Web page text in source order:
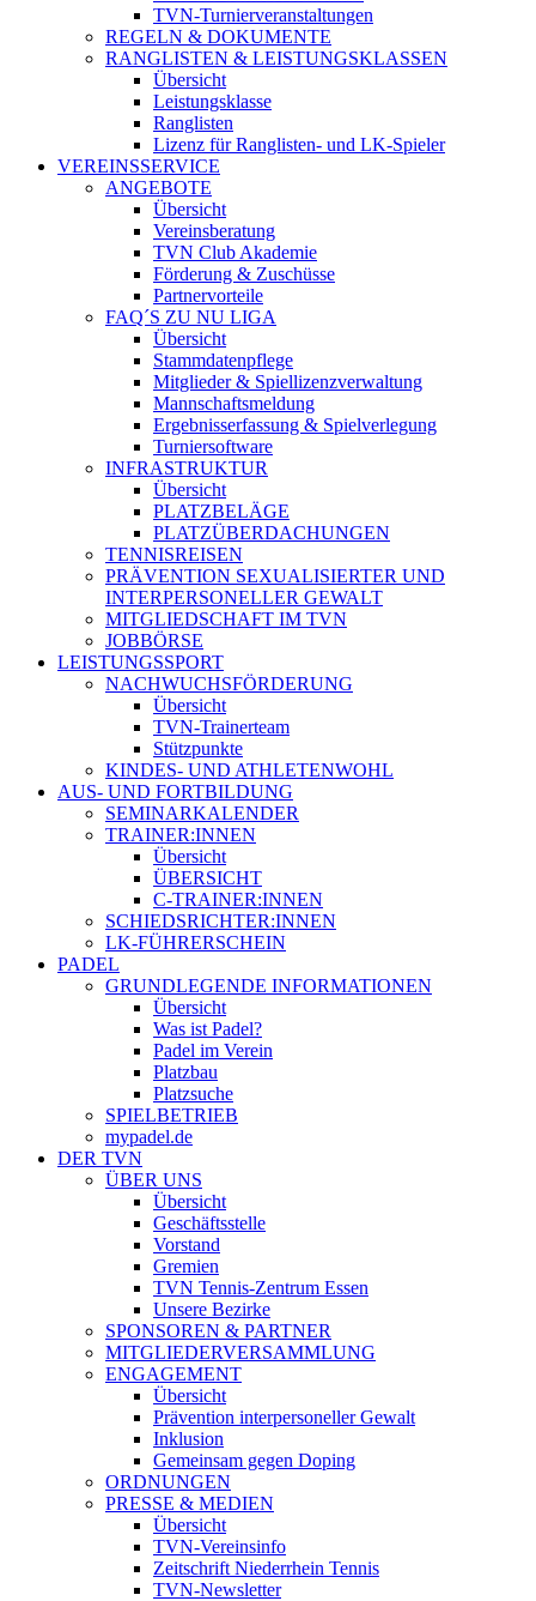
TVN-Turnierveranstaltungen
REGELN & DOKUMENTE
RANGLISTEN & LEISTUNGSKLASSEN
Übersicht
Leistungsklasse
Ranglisten
Lizenz für Ranglisten- und LK-Spieler
VEREINSSERVICE
ANGEBOTE
Übersicht
Vereinsberatung
TVN Club Akademie
Förderung & Zuschüsse
Partnervorteile
FAQ´S ZU NU LIGA
Übersicht
Stammdatenpflege
Mitglieder & Spiellizenzverwaltung
Mannschaftsmeldung
Ergebnisserfassung & Spielverlegung
Turniersoftware
INFRASTRUKTUR
Übersicht
PLATZBELÄGE
PLATZÜBERDACHUNGEN
TENNISREISEN
PRÄVENTION SEXUALISIERTER UND
INTERPERSONELLER GEWALT
MITGLIEDSCHAFT IM TVN
JOBBÖRSE
LEISTUNGSSPORT
NACHWUCHSFÖRDERUNG
Übersicht
TVN-Trainerteam
Stützpunkte
KINDES- UND ATHLETENWOHL
AUS- UND FORTBILDUNG
SEMINARKALENDER
TRAINER:INNEN
Übersicht
ÜBERSICHT
C-TRAINER:INNEN
SCHIEDSRICHTER:INNEN
LK-FÜHRERSCHEIN
PADEL
GRUNDLEGENDE INFORMATIONEN
Übersicht
Was ist Padel?
Padel im Verein
Platzbau
Platzsuche
SPIELBETRIEB
mypadel.de
DER TVN
ÜBER UNS
Übersicht
Geschäftsstelle
Vorstand
Gremien
TVN Tennis-Zentrum Essen
Unsere Bezirke
SPONSOREN & PARTNER
MITGLIEDERVERSAMMLUNG
ENGAGEMENT
Übersicht
Prävention interpersoneller Gewalt
Inklusion
Gemeinsam gegen Doping
ORDNUNGEN
PRESSE & MEDIEN
Übersicht
TVN-Vereinsinfo
Zeitschrift Niederrhein Tennis
TVN-Newsletter